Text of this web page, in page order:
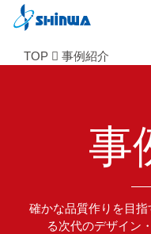
TOP 事例紹介
事
確かな品質作りを目
る次代のデザイン